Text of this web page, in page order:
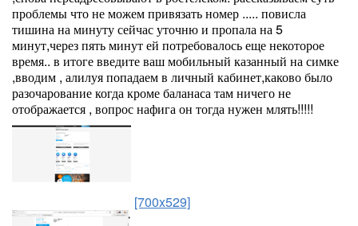
проблемы что не можем привязать номер ..... повисла
тишина на минуту сейчас уточню и пропала на 5
минут,через пять минут ей потребовалось еще некоторое
время.. в итоге введите ваш мобильный казанный на симке
,вводим , алилуя попадаем в личный кабинет,каково было
разочарование когда кроме баланаса там ничего не
отображается , вопрос нафига он тогда нужен млять!!!!!
[700x529]